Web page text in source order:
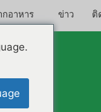
กอาหาร ข่าว ติ